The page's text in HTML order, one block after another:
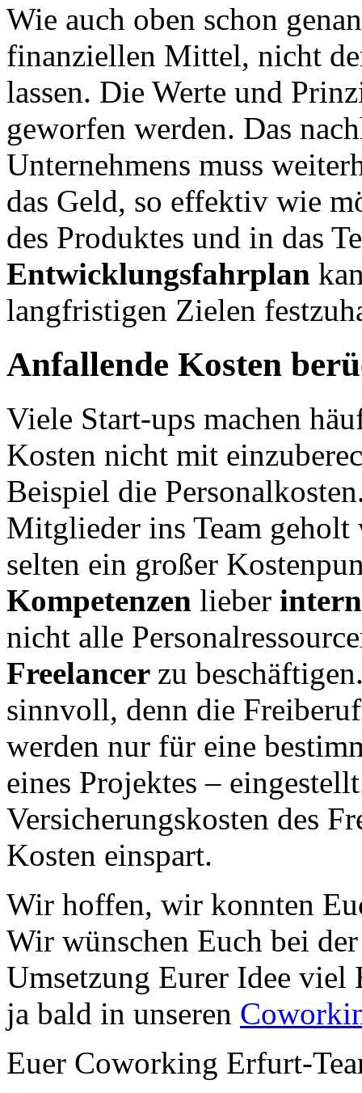
Wie auch oben schon
finanziellen Mittel, nicht
lassen. Die Werte und
geworfen werden. Das
Unternehmens muss
das Geld, so effektiv wie
des Produktes und in das
Entwicklungsfahrplan
langfristigen Zielen
Anfallende Kosten
Viele Start-ups machen
Kosten nicht mit
Beispiel die
Mitglieder ins Team geholt
selten ein großer
Kompetenzen lieber
nicht alle
Freelancer zu
sinnvoll, denn die
werden nur für eine
eines Projektes –
Versicherungskosten des
Kosten einspart.
Wir hoffen, wir konnten
Wir wünschen Euch bei
Umsetzung Eurer Idee
ja bald in unseren
Euer Coworking Erfurt-